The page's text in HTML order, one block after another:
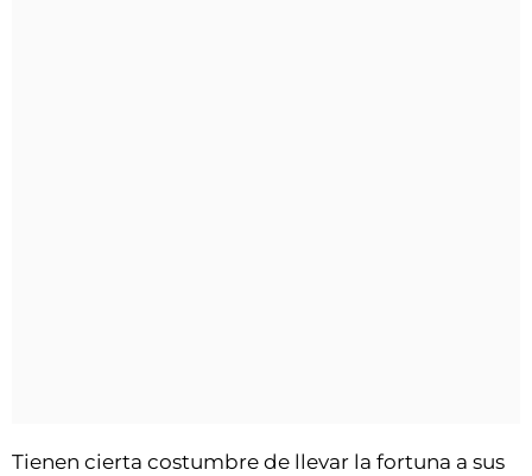
Tienen cierta costumbre de llevar la fortuna a sus